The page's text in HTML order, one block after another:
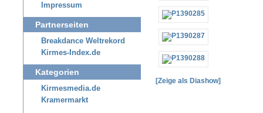
[Zeige als Diashow]
Impressum
Partnerseiten
Breakdance Weltrekord
Kirmes-Index.de
Kategorien
Kirmesmedia.de
Kramermarkt